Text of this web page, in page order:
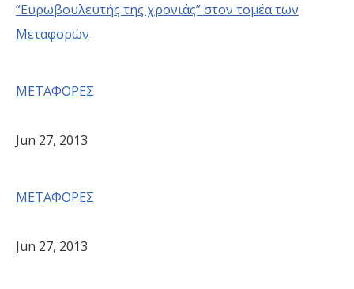
“Ευρωβουλευτής της χρονιάς” στον τομέα των
Μεταφορών
ΜΕΤΑΦΟΡΕΣ
Jun 27, 2013
ΜΕΤΑΦΟΡΕΣ
Jun 27, 2013